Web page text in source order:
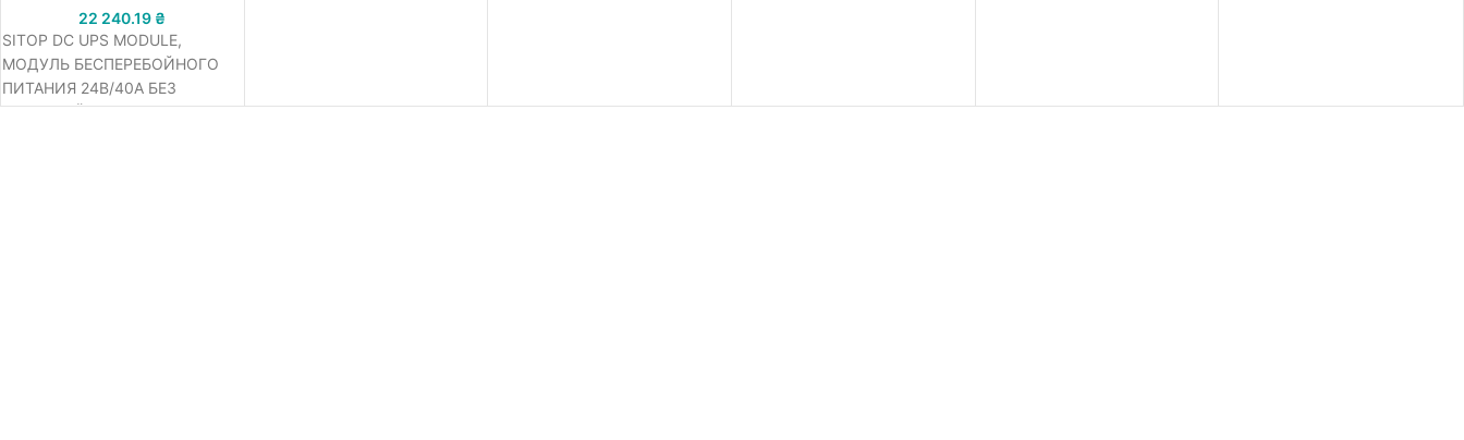
22 240.19 ₴
SITOP DC UPS MODULE,
МОДУЛЬ БЕСПЕРЕБОЙНОГО
ПИТАНИЯ 24В/40А БЕЗ
ИНТЕРФЕЙСА, ВХОД: =24 В /